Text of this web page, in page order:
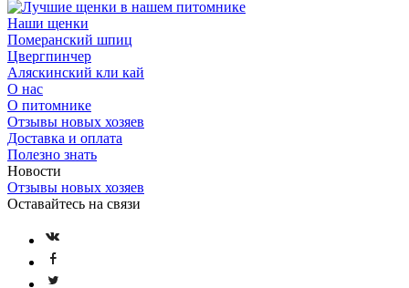
Наши щенки
Померанский шпиц
Цвергпинчер
Аляскинский кли кай
О нас
О питомнике
Отзывы новых хозяев
Доставка и оплата
Полезно знать
Новости
Отзывы новых хозяев
Оставайтесь на связи